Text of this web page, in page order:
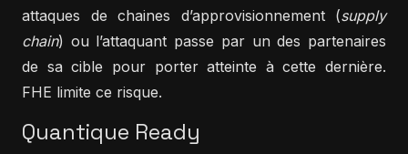
attaques de chaines d’approvisionnement (supply
chain) ou l’attaquant passe par un des partenaires
de sa cible pour porter atteinte à cette dernière.
FHE limite ce risque.
Quantique Ready